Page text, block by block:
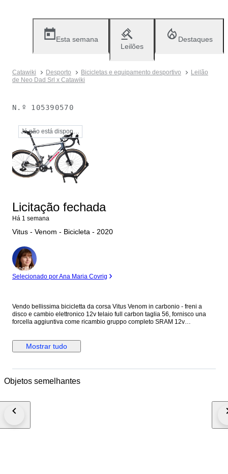
Esta semana
Leilões
Destaques
Catawiki Desporto Bicicletas e equipamento desportivo
Leilão
de Neo Dad Srl x Catawiki
N.º 105390570
Já não está disponível
Licitação fechada
Há 1 semana
Vitus - Venom - Bicicleta - 2020
Especialista
Selecionado por Ana Maria Covrig
Vendo bellissima bicicletta da corsa Vitus Venom in carbonio - freni a
disco e cambio elettronico 12v telaio full carbon taglia 56, fornisco una
forcella aggiuntiva come ricambio gruppo completo SRAM 12v
carbonio pipa in carbonio manubrio aero in carbonio pedali Garmin con
misuratore inclusi 2 portaborraccia inclusi bicicletta molto bella, tenuta in
bicicletta verrà smontata parzialmente (cerchi, pedali, sella e tubo sella
stessa durante la spedizione oltre che ridurre l'impatto volumetrico in fase
Mostrar tudo
Objetos semelhantes